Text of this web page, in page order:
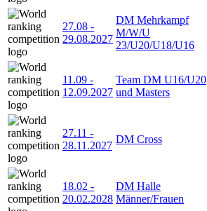
27.08 -
29.08.2027
DM Mehrkampf
M/W/U
23/U20/U18/U16
11.09 -
12.09.2027
Team DM U16/U20
und Masters
27.11 -
28.11.2027
DM Cross
18.02 -
20.02.2028
DM Halle
Männer/Frauen